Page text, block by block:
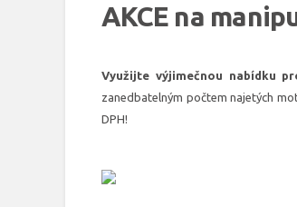
AKCE na
Využijte výjimečnou nabídku
zanedbatelným počtem najetých
DPH!